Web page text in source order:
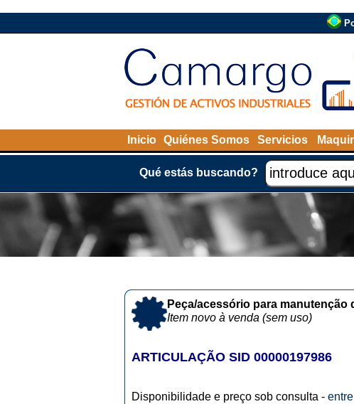
Inicio Quiénes Somos Servicios
Qué estás buscando?
Peça/acessório para manutenção
Item novo à venda (sem uso)
ARTICULAÇÃO SID 00000197986
Disponibilidade e preço sob consulta -